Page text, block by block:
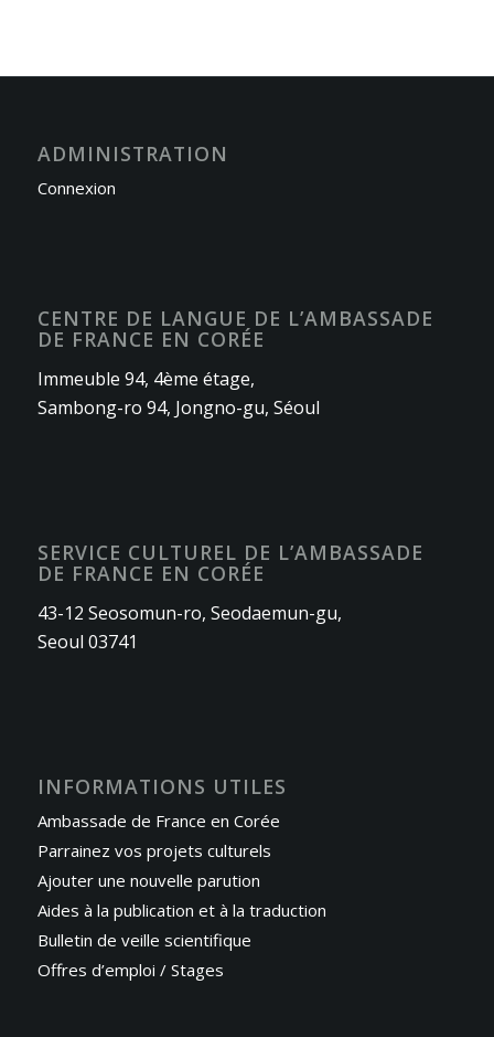
ADMINISTRATION
Connexion
CENTRE DE LANGUE DE L’AMBASSADE
DE FRANCE EN CORÉE
Immeuble 94, 4ème étage,
Sambong-ro 94, Jongno-gu, Séoul
SERVICE CULTUREL DE L’AMBASSADE
DE FRANCE EN CORÉE
43-12 Seosomun-ro, Seodaemun-gu,
Seoul 03741
INFORMATIONS UTILES
Ambassade de France en Corée
Parrainez vos projets culturels
Ajouter une nouvelle parution
Aides à la publication et à la traduction
Bulletin de veille scientifique
Offres d’emploi / Stages